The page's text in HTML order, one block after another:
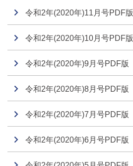
令和2年(2020年)11月号PDF版
令和2年(2020年)10月号PDF版
令和2年(2020年)9月号PDF版
令和2年(2020年)8月号PDF版
令和2年(2020年)7月号PDF版
令和2年(2020年)6月号PDF版